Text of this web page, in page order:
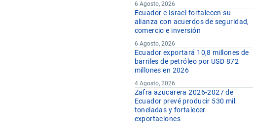
6 Agosto, 2026
Ecuador e Israel fortalecen su
alianza con acuerdos de seguridad,
comercio e inversión
6 Agosto, 2026
Ecuador exportará 10,8 millones de
barriles de petróleo por USD 872
millones en 2026
4 Agosto, 2026
Zafra azucarera 2026-2027 de
Ecuador prevé producir 530 mil
toneladas y fortalecer
exportaciones